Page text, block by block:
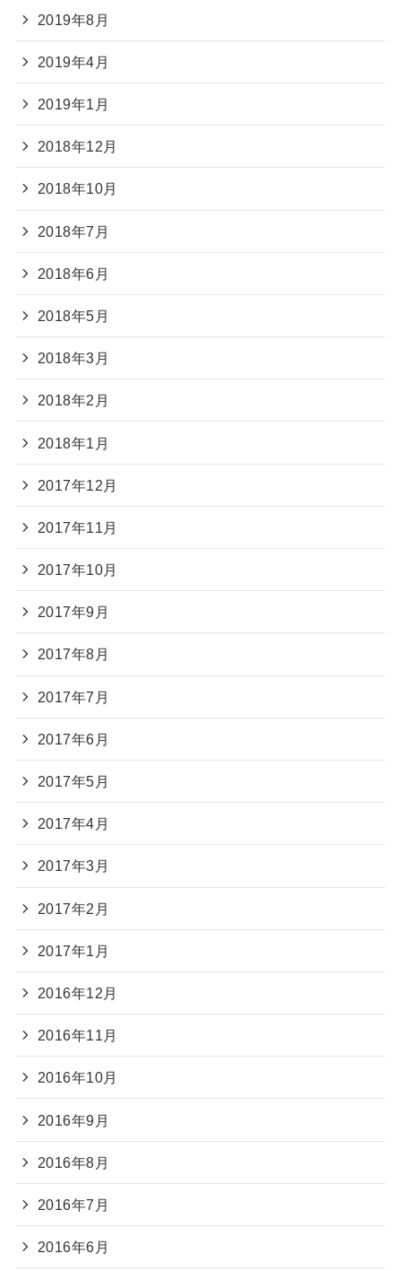
2019年8月
2019年4月
2019年1月
2018年12月
2018年10月
2018年7月
2018年6月
2018年5月
2018年3月
2018年2月
2018年1月
2017年12月
2017年11月
2017年10月
2017年9月
2017年8月
2017年7月
2017年6月
2017年5月
2017年4月
2017年3月
2017年2月
2017年1月
2016年12月
2016年11月
2016年10月
2016年9月
2016年8月
2016年7月
2016年6月